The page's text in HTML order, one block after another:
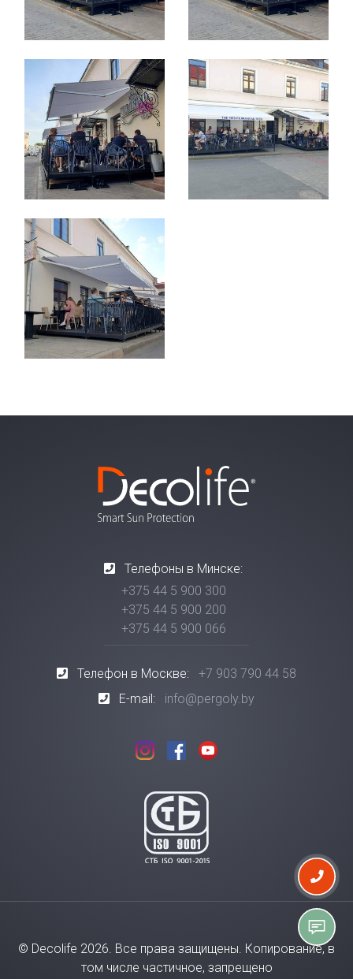
Телефоны в Минске:
+375 44 5 900 300
+375 44 5 900 200
+375 44 5 900 066
Телефон в Москве:
+7 903 790 44 58
E-mail:
info@pergoly.by
© Decolife 2026. Все права защищены. Копирование, в
том числе частичное, запрещено